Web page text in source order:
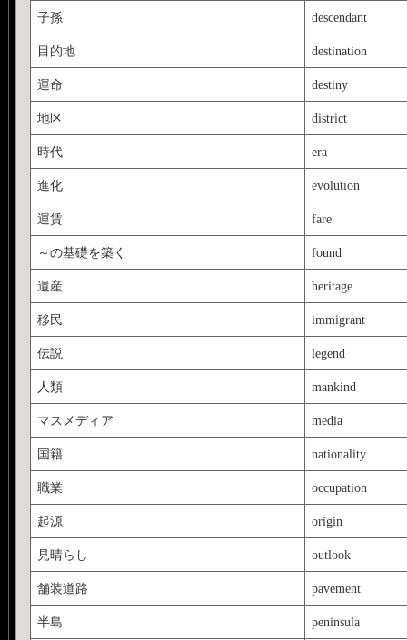
子孫 descendant
目的地 destination
運命 destiny
地区 district
時代 era
進化 evolution
運賃 fare
～の基礎を築く found
遺産 heritage
移民 immigrant
伝説 legend
人類 mankind
マスメディア media
国籍 nationality
職業 occupation
起源 origin
見晴らし outlook
舗装道路 pavement
半島 peninsula